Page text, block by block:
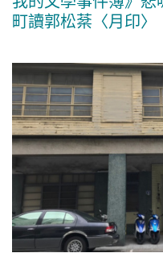
町讀郭松棻〈月印〉